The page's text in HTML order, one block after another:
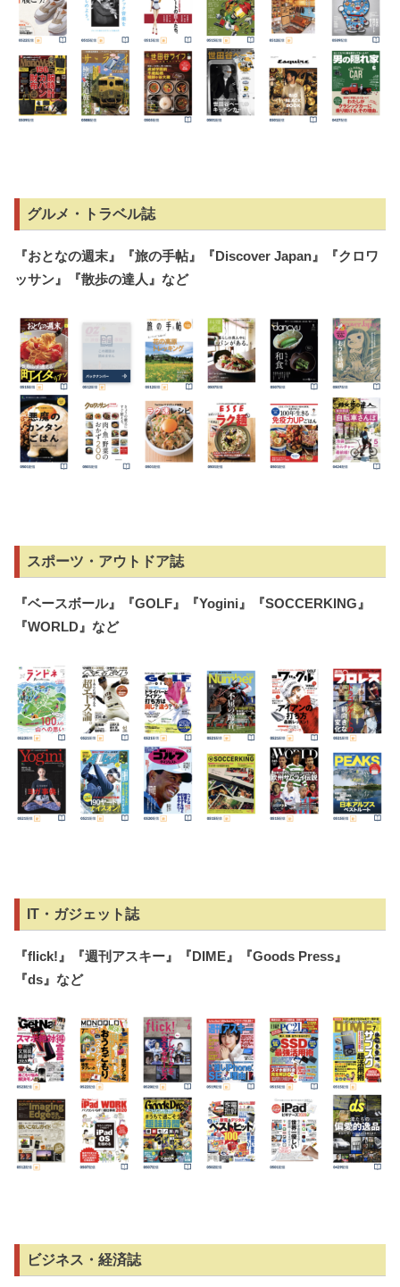
グルメ・トラベル誌
『おとなの週末』『旅の手帖』『Discover Japan 』『クロワ
ッサン』『散歩の達人』など
スポーツ・アウトドア誌
『ベースボール』『GOLF 』『Yogini 』『SOCCERKING 』
『WORLD 』など
IT・ガジェット誌
『flick! 』『週刊アスキー』『DIME 』『Goods Press 』
『ds 』など
ビジネス・経済誌